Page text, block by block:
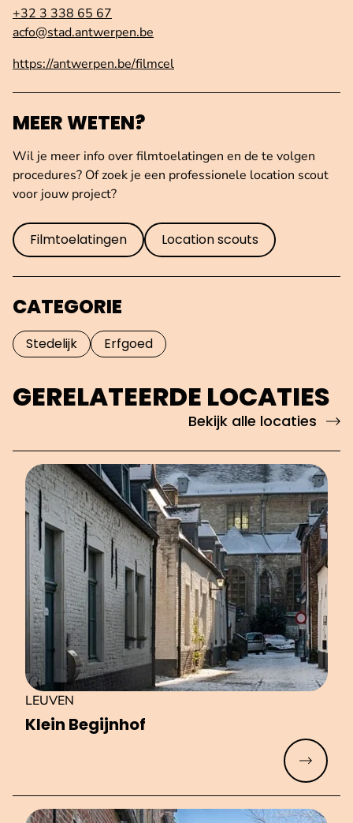
+32 3 338 65 67
acfo@stad.antwerpen.be
https://antwerpen.be/filmcel
MEER WETEN?
Wil je meer info over filmtoelatingen en de te volgen
procedures? Of zoek je een professionele location scout
voor jouw project?
Filmtoelatingen Location scouts
CATEGORIE
Stedelijk Erfgoed
GERELATEERDE LOCATIES
Bekijk alle locaties
Klein Begijnhof
LEUVEN
Meer